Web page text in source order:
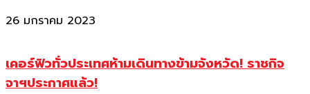
26 มกราคม 2023
เคอร์ฟิวทั่วประเทศห้ามเดินทางข้ามจังหวัด! ราชกิจ
จาฯประกาศแล้ว!